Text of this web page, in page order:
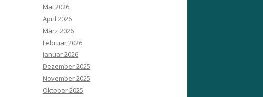
Mai 2026
April 2026
März 2026
Februar 2026
Januar 2026
Dezember 2025
November 2025
Oktober 2025